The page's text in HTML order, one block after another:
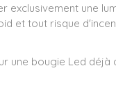
une
et tout risque
une bougie Led déjà